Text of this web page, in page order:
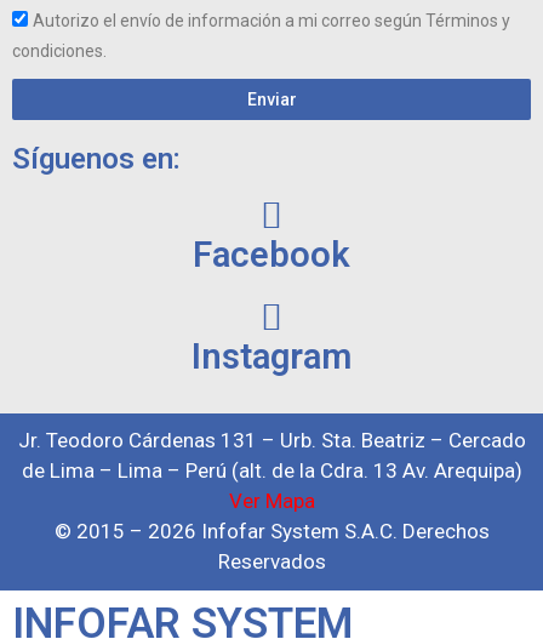
Autorizo el envío de información a mi correo según Términos y
condiciones.
Enviar
Síguenos en:
Facebook
Instagram
Jr. Teodoro Cárdenas 131 – Urb. Sta. Beatriz – Cercado
de Lima – Lima – Perú (alt. de la Cdra. 13 Av. Arequipa)
Ver Mapa
© 2015 – 2026 Infofar System S.A.C. Derechos
Reservados
INFOFAR SYSTEM